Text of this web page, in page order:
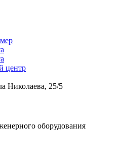
центр
Николаева, 25/5
оборудования